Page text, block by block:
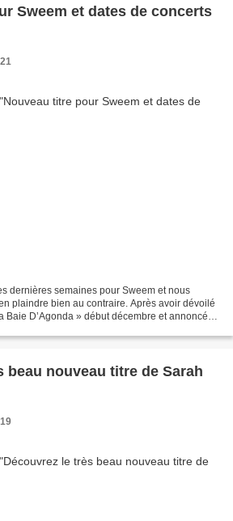
Sweem et dates de concerts
dernières semaines pour Sweem et nous
plaindre bien au contraire. Après avoir dévoilé
Baie D’Agonda » début décembre et annoncé
beau nouveau titre de Sarah